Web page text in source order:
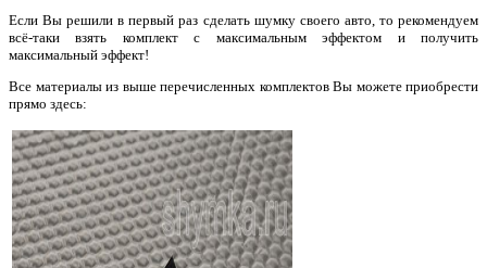
Если Вы решили в первый раз сделать шумку своего авто, то рекомендуем
всё-таки взять комплект с максимальным эффектом и получить
максимальный эффект!
Все материалы из выше перечисленных комплектов Вы можете приобрести
прямо здесь: